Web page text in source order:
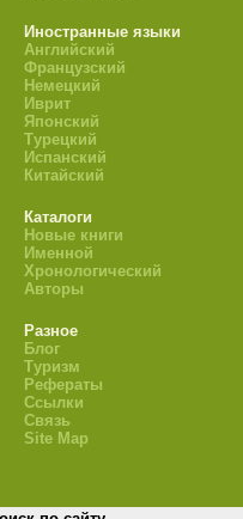
Иностранные языки
Английский
Французский
Немецкий
Иврит
Японский
Турецкий
Испанский
Китайский
Каталоги
Новые книги
Именной
Хронологический
Авторы
Разное
Блог
Туризм
Рефераты
Ссылки
Связь
Site Map